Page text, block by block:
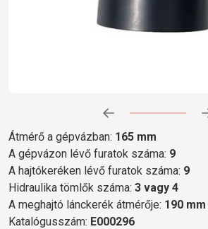
Átmérő a gépvázban: 165 mm
A gépvázon lévő furatok száma: 9
A hajtókeréken lévő furatok száma: 9
Hidraulika tömlők száma: 3 vagy 4
A meghajtó lánckerék átmérője: 190 mm
Katalógusszám: E000296